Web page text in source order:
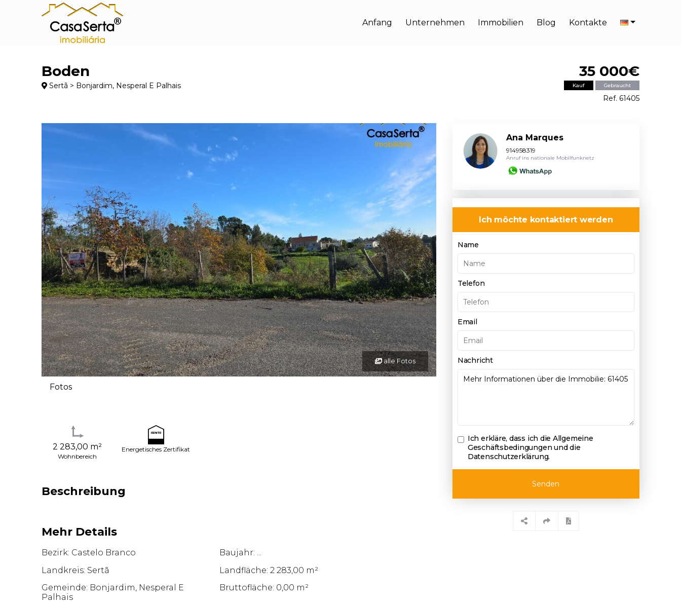
Anfang Unternehmen Immobilien Blog Kontakte
Boden
Sertã > Bonjardim, Nesperal E Palhais
35 000€
Kauf Gebraucht
Ref. 61405
alle Fotos
Fotos
2 283,00 m²
Wohnbereich
Energetisches Zertifikat
Beschreibung
Mehr Details
Bezirk: Castelo Branco
Baujahr: ...
Landkreis: Sertã
Landfläche: 2 283,00 m²
Gemeinde: Bonjardim, Nesperal E
Palhais
Bruttofläche: 0,00 m²
Ana Marques
914958319
Anruf ins nationale Mobilfunknetz
Ich möchte kontaktiert werden
Name
Telefon
Email
Nachricht
Ich erkläre, dass ich die Allgemeine
Geschäftsbedingungen und die
Datenschutzerklärung.
Senden